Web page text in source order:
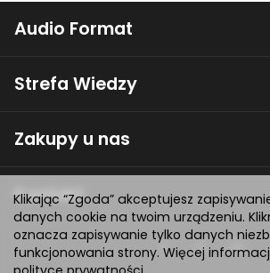
Audio Format
Strefa Wiedzy
Zakupy u nas
Kontakt
Klikając “Zgoda” akceptujesz
danych cookie na twoim urządzeniu.
oznacza zapisywanie tylko danych
funkcjonowania strony. Więcej